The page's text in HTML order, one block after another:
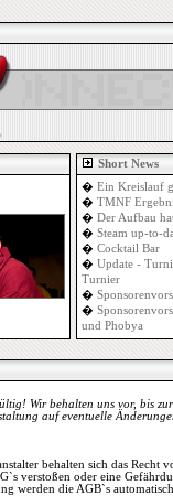
Short News
� Ein Kreislauf
� TMNF
� Der Aufbau
� Steam up-to-
� Cocktail Bar
� Update -
Turnier
�
�
und Phobya
Wir behalten uns vor, bis
auf eventuelle
behalten sich das Recht
verstoßen oder eine
werden die AGB`s